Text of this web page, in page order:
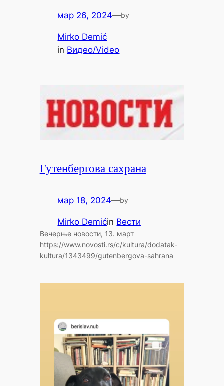
мар 26, 2024—by
Mirko Demić
in Видео/Video
Гутенбергова сахрана
мар 18, 2024—by
Mirko Demićin Вести
Вечерње новости, 13. март
https://www.novosti.rs/c/kultura/dodatak-
kultura/1343499/gutenbergova-sahrana